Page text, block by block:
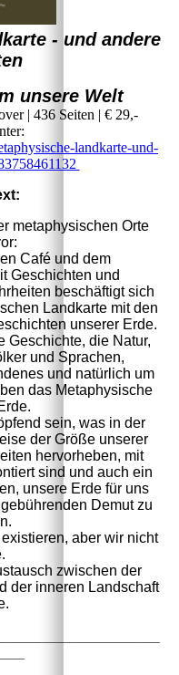
- und andere
unsere Welt
| 436 Seiten | € 29,-
landkarte-und-
metaphysischen Orte
Café und dem
Geschichten und
beschäftigt sich
Landkarte mit den
unserer Erde.
Geschichte, die Natur,
und Sprachen,
und natürlich um
das Metaphysische
sein, was in der
der Größe unserer
hervorheben, mit
sind und auch ein
unsere Erde für uns
Demut zu
aber wir nicht
zwischen der
der inneren Landschaft